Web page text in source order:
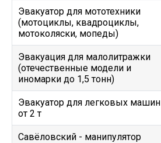
Эвакуатор для мототехники
(мотоциклы, квадроциклы,
мотоколяски, мопеды)
Эвакуация для малолитражки
(отечественные модели и
иномарки до 1,5 тонн)
Эвакуатор для легковых машин
от 2 т
Савёловский - манипулятор